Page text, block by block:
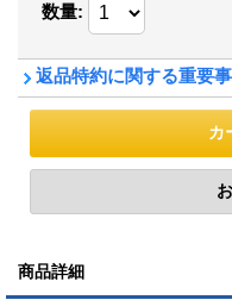
数量:
返品特約に関する重要
商品詳細